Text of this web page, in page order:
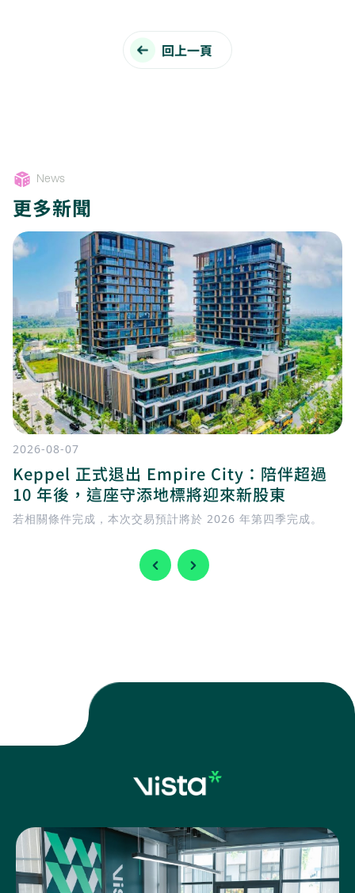
回上一頁
News
更多新聞
2026-08-07
Keppel 正式退出 Empire City：陪伴超過
10 年後，這座守添地標將迎來新股東
若相關條件完成，本次交易預計將於 2026 年第四季完成。